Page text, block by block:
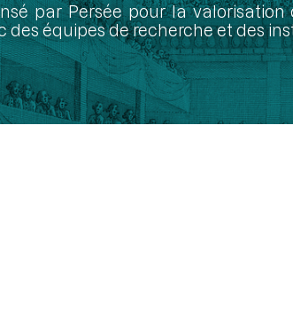
par Persée pour la
des équipes de recherche et des